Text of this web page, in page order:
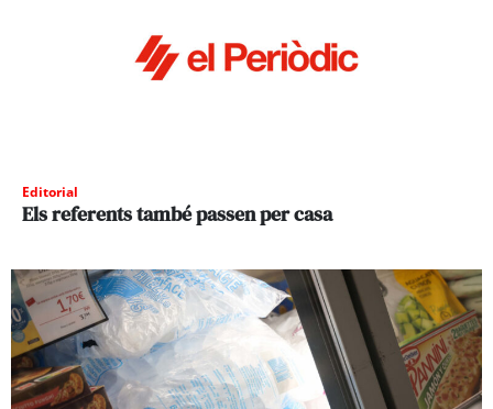
Editorial
Els referents també passen per casa